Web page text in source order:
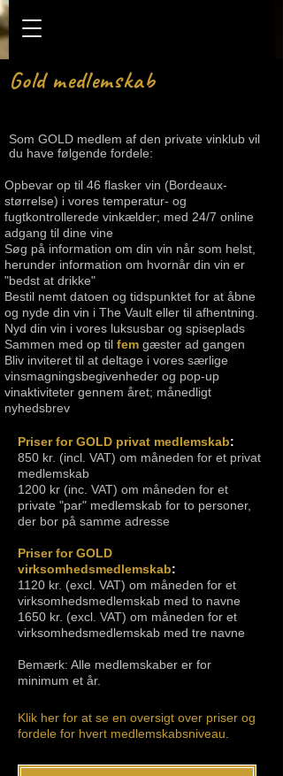
Gold medlemskab
Som GOLD medlem af den private vinklub vil
du have følgende fordele:
Opbevar op til 46 flasker vin (Bordeaux-
størrelse) i vores temperatur- og
fugtkontrollerede vinkælder; med 24/7 online
adgang til dine vine
Søg på information om din vin når som helst,
herunder information om hvornår din vin er
"bedst at drikke"
Bestil nemt datoen og tidspunktet for at åbne
og nyde din vin i The Vault eller til afhentning.
Nyd din vin i vores luksusbar og spiseplads
Sammen med op til fem gæster ad gangen
Bliv inviteret til at deltage i vores særlige
vinsmagningsbegivenheder og pop-up
vinaktiviteter gennem året; månedligt
nyhedsbrev
Priser for GOLD privat medlemskab:
850 kr. (incl. VAT) om måneden for et privat
medlemskab
1200 kr (inc. VAT) om måneden for et
private "par" medlemskab for to personer,
der bor på samme adresse
Priser for GOLD
virksomhedsmedlemskab:
1120 kr. (excl. VAT) om måneden for et
virksomhedsmedlemskab med to navne
1650 kr. (excl. VAT) om måneden for et
virksomhedsmedlemskab med tre navne
Bemærk: Alle medlemskaber er for
minimum et år.
Klik her for at se en oversigt over priser og
fordele for hvert medlemskabsniveau.